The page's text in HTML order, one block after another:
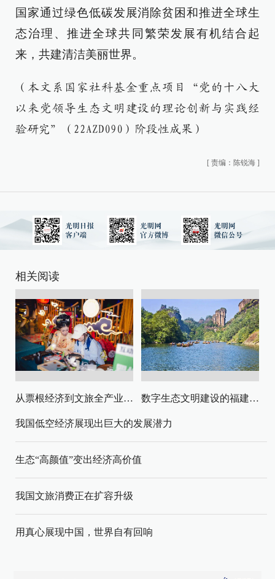
国家通过绿色低碳发展消除贫困和推进全球生
态治理、推进全球共同繁荣发展有机结合起
来，共建清洁美丽世界。
（本文系国家社科基金重点项目“党的十八大
以来党领导生态文明建设的理论创新与实践经
验研究”（22AZD090）阶段性成果）
[ 责编：陈锐海 ]
相关阅读
从票根经济到文旅全产业链升级 数字生态文明建设的福建路径与启示
我国低空经济展现出巨大的发展潜力
生态“高颜值”变出经济高价值
我国文旅消费正在扩容升级
用真心展现中国，世界自有回响